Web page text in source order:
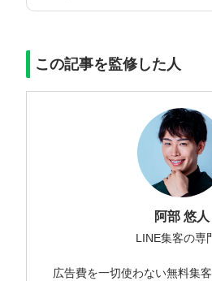
この記事を監修した人
阿部 悠人
LINE集客の専
広告費を一切使わない無料集